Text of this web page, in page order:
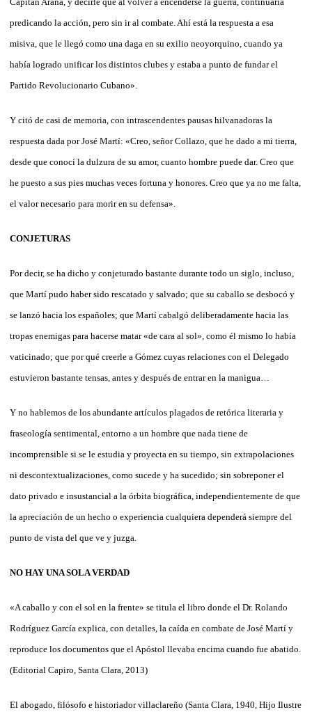
predicando la acción, pero sin ir al combate. Ahí está la respuesta a esa
misiva, que le llegó como una daga en su exilio neoyorquino, cuando ya
había logrado unificar los distintos clubes y estaba a punto de fundar el
Partido Revolucionario Cubano».
Y citó de casi de memoria, con intrascendentes pausas hilvanadoras la
respuesta dada por José Martí: «Creo, señor Collazo, que he dado a mi tierra,
desde que conocí la dulzura de su amor, cuanto hombre puede dar. Creo que
he puesto a sus pies muchas veces fortuna y honores. Creo que ya no me falta,
el valor necesario para morir en su defensa».
CONJETURAS
Por decir, se ha dicho y conjeturado bastante durante todo un siglo, incluso,
que Martí pudo haber sido rescatado y salvado; que su caballo se desbocó y
se lanzó hacia los españoles; que Martí cabalgó deliberadamente hacia las
tropas enemigas para hacerse matar «de cara al sol», como él mismo lo había
vaticinado; que por qué creerle a Gómez cuyas relaciones con el Delegado
estuvieron bastante tensas, antes y después de entrar en la manigua…
Y no hablemos de los abundante artículos plagados de retórica literaria y
fraseología sentimental, entorno a un hombre que nada tiene de
incomprensible si se le estudia y proyecta en su tiempo, sin extrapolaciones
ni descontextualizaciones, como sucede y ha sucedido; sin sobreponer el
dato privado e insustancial a la órbita biográfica, independientemente de que
la apreciación de un hecho o experiencia cualquiera dependerá siempre del
punto de vista del que ve y juzga.
NO HAY UNA SOLA VERDAD
«A caballo y con el sol en la frente» se titula el libro donde el Dr. Rolando
Rodríguez García explica, con detalles, la caída en combate de José Martí y
reproduce los documentos que el Apóstol llevaba encima cuando fue abatido.
(Editorial Capiro, Santa Clara, 2013)
El abogado, filósofo e historiador villaclareño (Santa Clara, 1940, Hijo Ilustre